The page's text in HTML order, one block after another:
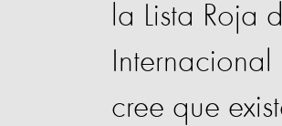
la Lista Roja
cree que